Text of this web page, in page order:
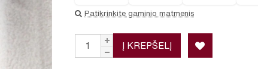
Patikrinkite gaminio matmenis
Į KREPŠELĮ